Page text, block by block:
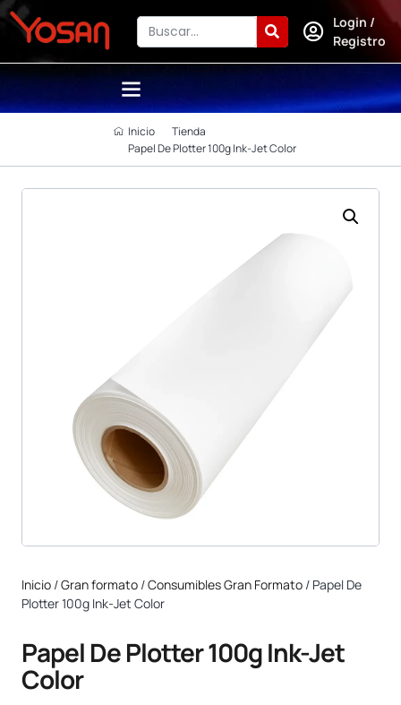
Login /
Registro
Inicio
Tienda
Papel De Plotter 100g Ink-Jet Color
Inicio /Gran formato /Consumibles Gran Formato / Papel De
Plotter 100g Ink-Jet Color
Papel De Plotter 100g Ink-Jet
Color